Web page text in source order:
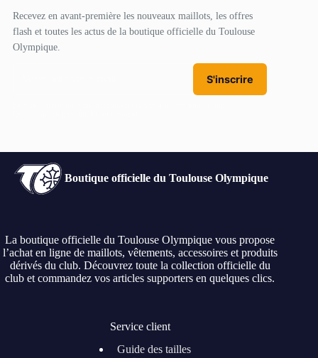
Recevez en avant-première les nouveaux maillots, les offres
flash et toutes les actus de la boutique officielle du Toulouse
Olympique.
S'inscrire
Boutique officielle du Toulouse Olympique
La boutique officielle du Toulouse Olympique vous propose
l’achat en ligne de maillots, vêtements, accessoires et produits
dérivés du club. Découvrez toute la collection officielle du
club et commandez vos articles supporters en quelques clics.
Service client
Guide des tailles